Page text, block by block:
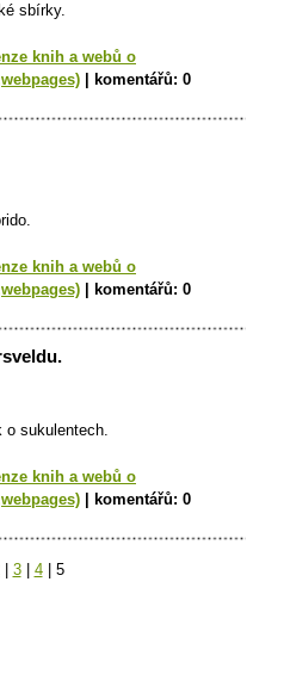
sbírky.
knih a webů o
komentářů: 0
knih a webů o
komentářů: 0
o sukulentech.
knih a webů o
komentářů: 0
3 4 5